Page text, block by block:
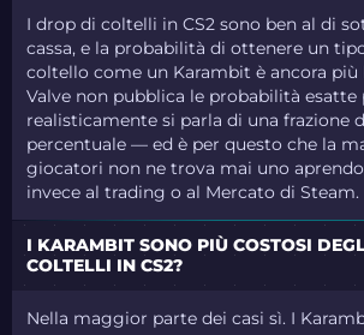
I drop di coltelli in CS2 sono ben al di
cassa, e la probabilità di ottenere un
coltello come un Karambit è ancora più
Valve non pubblica le probabilità
realisticamente si parla di una frazione
percentuale — ed è per questo che la
giocatori non ne trova mai uno aprendo
invece al trading o al Mercato di Steam.
I KARAMBIT SONO PIÙ COSTOSI
COLTELLI IN CS2?
Nella maggior parte dei casi sì. I